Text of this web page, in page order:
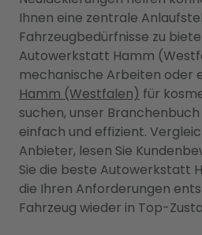
Ihnen eine zentrale
Fahrzeugbedürfnisse zu
Autowerkstatt Hamm
mechanische Arbeiten oder
Hamm (Westfalen) für
suchen, unser
einfach und effizient.
Anbieter, lesen Sie
Sie die beste Autowerkstatt
die Ihren Anforderungen
Fahrzeug wieder in Top-